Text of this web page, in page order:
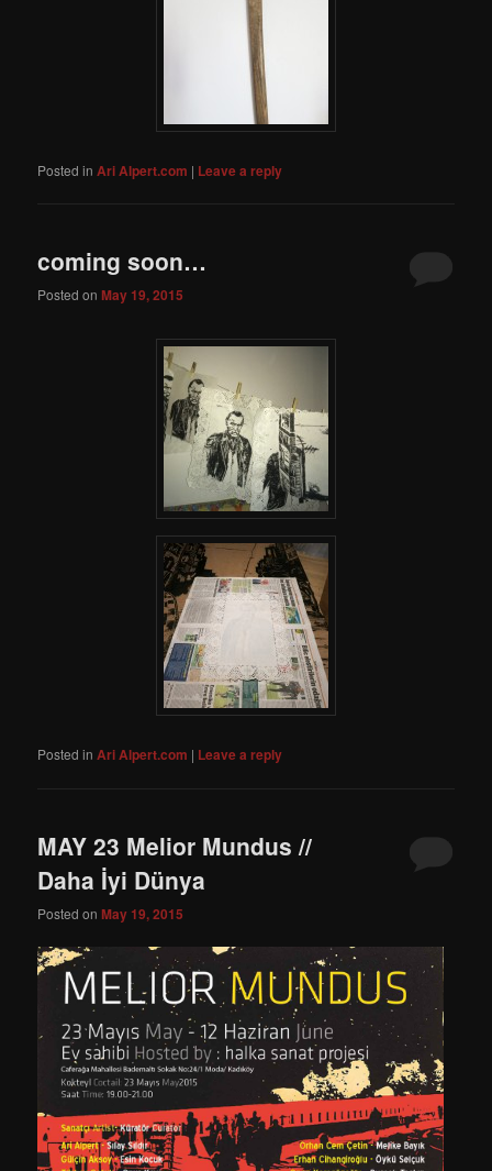
Posted in Ari Alpert.com | Leave a reply
coming soon…
Posted onMay 19, 2015
Posted in Ari Alpert.com | Leave a reply
MAY 23 Melior Mundus //
Daha İyi Dünya
Posted onMay 19, 2015